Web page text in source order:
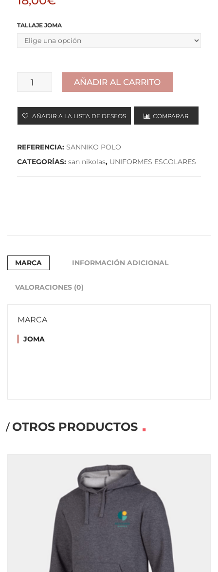
TALLAJE JOMA
POLO AÑADIR AL CARRITO
AÑADIR A LA LISTA DE DESEOS COMPARAR
REFERENCIA: SANNIKO POLO
CATEGORÍAS: san nikolas, UNIFORMES ESCOLARES
MARCA INFORMACIÓN ADICIONAL
VALORACIONES (0)
MARCA
JOMA
OTROS PRODUCTOS